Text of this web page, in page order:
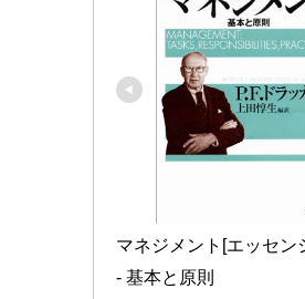
マネジメント[エッセン
- 基本と原則